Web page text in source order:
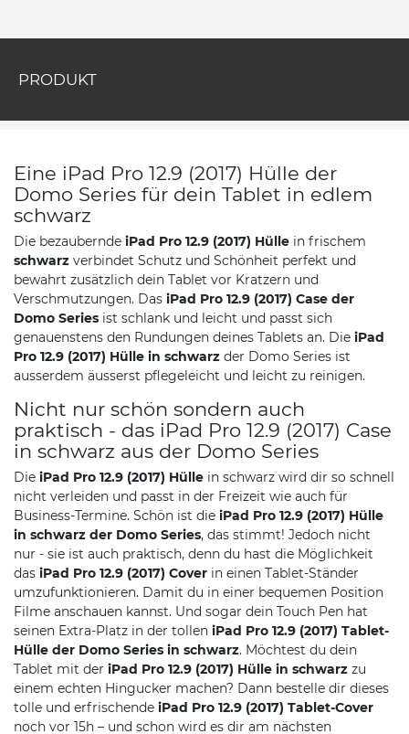
PRODUKT
Eine iPad Pro 12.9 (2017) Hülle der
Domo Series für dein Tablet in edlem
schwarz
Die bezaubernde iPad Pro 12.9 (2017) Hülle in frischem
schwarz verbindet Schutz und Schönheit perfekt und
bewahrt zusätzlich dein Tablet vor Kratzern und
Verschmutzungen. Das iPad Pro 12.9 (2017) Case der
Domo Series ist schlank und leicht und passt sich
genauenstens den Rundungen deines Tablets an. Die iPad
Pro 12.9 (2017) Hülle in schwarz der Domo Series ist
ausserdem äusserst pflegeleicht und leicht zu reinigen.
Nicht nur schön sondern auch
praktisch - das iPad Pro 12.9 (2017) Case
in schwarz aus der Domo Series
Die iPad Pro 12.9 (2017) Hülle in schwarz wird dir so schnell
nicht verleiden und passt in der Freizeit wie auch für
Business-Termine. Schön ist die iPad Pro 12.9 (2017) Hülle
in schwarz der Domo Series, das stimmt! Jedoch nicht
nur - sie ist auch praktisch, denn du hast die Möglichkeit
das iPad Pro 12.9 (2017) Cover in einen Tablet-Ständer
umzufunktionieren. Damit du in einer bequemen Position
Filme anschauen kannst. Und sogar dein Touch Pen hat
seinen Extra-Platz in der tollen iPad Pro 12.9 (2017) Tablet-
Hülle der Domo Series in schwarz. Möchtest du dein
Tablet mit der iPad Pro 12.9 (2017) Hülle in schwarz zu
einem echten Hingucker machen? Dann bestelle dir dieses
tolle und erfrischende iPad Pro 12.9 (2017) Tablet-Cover
noch vor 15h – und schon wird es dir am nächsten